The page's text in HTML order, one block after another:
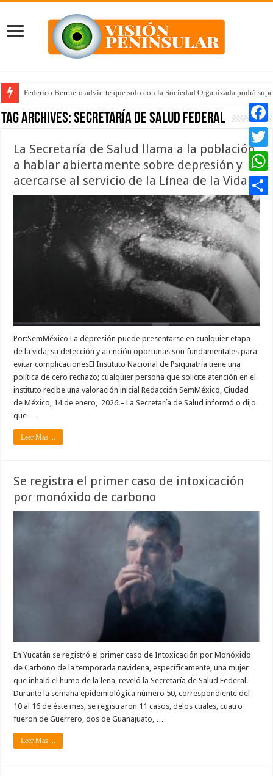
Federico Berrueto advierte que solo con la Sociedad Organizada podrá
Tag Archives:Secretaría de Salud Federal
La Secretaría de Salud llama a la población
a hablar abiertamente sobre depresión y
acercarse al servicio de la Línea de la Vida
Por:SemMéxico La depresión puede presentarse en cualquier etapa
de la vida; su detección y atención oportunas son fundamentales para
evitar complicacionesEl Instituto Nacional de Psiquiatría tiene una
política de cero rechazo; cualquier persona que solicite atención en el
instituto recibe una valoración inicial Redacción SemMéxico, Ciudad
de México, 14 de enero, 2026.– La Secretaría de Salud informó o dijo
que …
Leer Mas ...
Se registra el primer caso de intoxicación
por monóxido de carbono
En Yucatán se registró el primer caso de Intoxicación por Monóxido
de Carbono de la temporada navideña, específicamente, una mujer
que inhaló el humo de la leña, reveló la Secretaría de Salud Federal.
Durante la semana epidemiológica número 50, correspondiente del
10 al 16 de éste mes, se registraron 11 casos, delos cuales, cuatro
fueron de Guerrero, dos de Guanajuato, …
Leer Mas ...
Twitter